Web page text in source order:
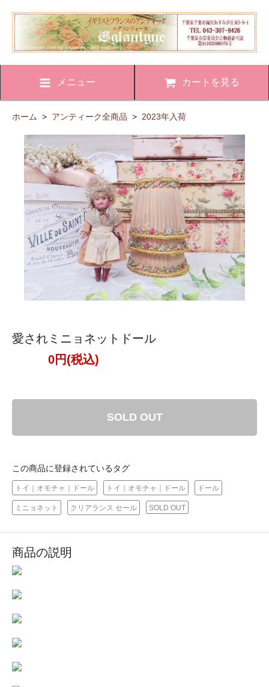
メニュー カートを見る
ホーム > アンティーク全商品 > 2023年入荷
愛されミニョネットドール
0円(税込)
SOLD OUT
この商品に登録されているタグ
トイ｜オモチャ｜ドール トイ｜オモチャ｜ドール ドール
ミニョネット クリアランス セール SOLD OUT
商品の説明